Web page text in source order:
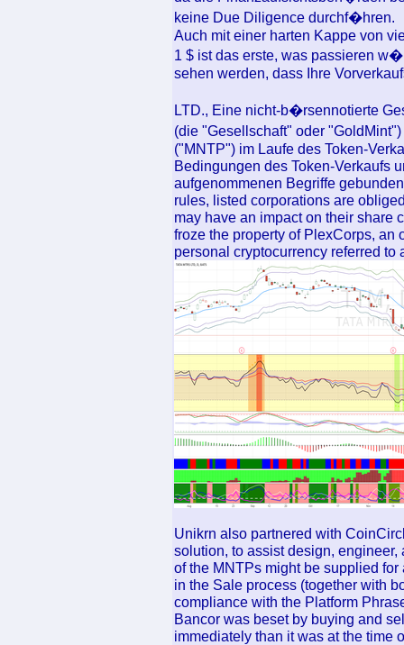
keine Due Diligence durchf�hren.
Auch mit einer harten Kappe von
1 $ ist das erste, was passieren
sehen werden, dass Ihre
LTD., Eine nicht-b�rsennotierte
(die "Gesellschaft" oder
("MNTP") im Laufe des Token-
Bedingungen des Token-Verkaufs
aufgenommenen Begriffe
rules, listed corporations are
may have an impact on their share
froze the property of PlexCorps, an
personal cryptocurrency referred to
Unikrn also partnered with
solution, to assist design,
of the MNTPs might be supplied
in the Sale process (together with
compliance with the Platform
Bancor was beset by buying and
immediately than it was at the time